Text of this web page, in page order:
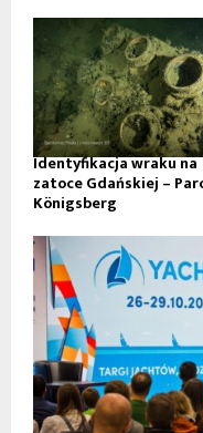
Identyfikacja wraku na
zatoce Gdańskiej –
Königsberg